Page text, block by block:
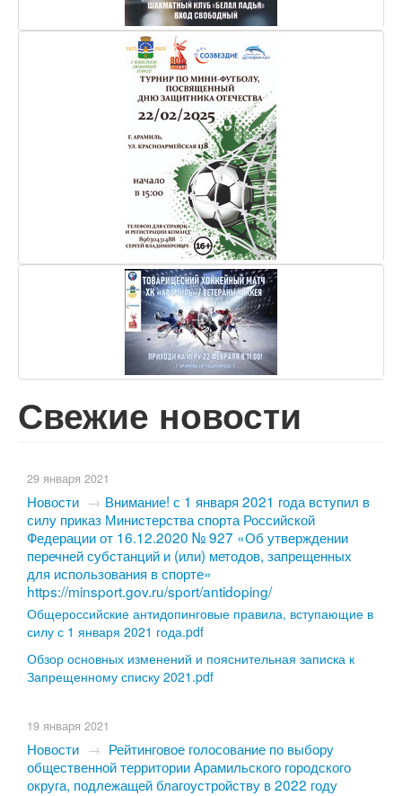
Свежие новости
29 января 2021
Новости → ​Внимание! с 1 января 2021 года вступил в
силу приказ Министерства спорта Российской
Федерации от 16.12.2020 № 927 «Об утверждении
перечней субстанций и (или) методов, запрещенных
для использования в спорте»
https://minsport.gov.ru/sport/antidoping/
Общероссийские антидопинговые правила, вступающие в
силу с 1 января 2021 года.pdf
Обзор основных изменений и пояснительная записка к
Запрещенному списку 2021.pdf
19 января 2021
Новости → Рейтинговое голосование по выбору
общественной территории Арамильского городского
округа, подлежащей благоустройству в 2022 году